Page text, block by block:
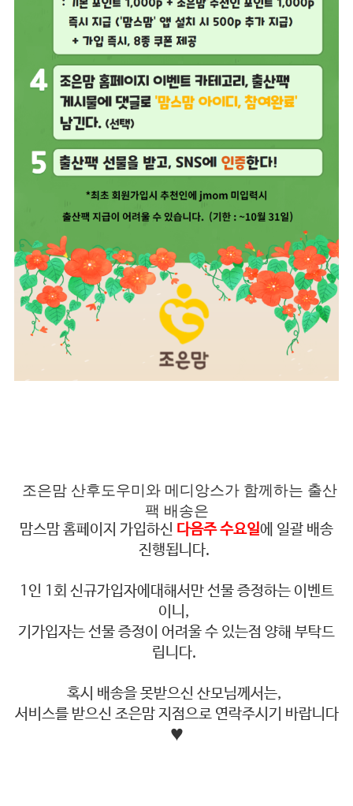
조은맘 산후도우미와 메디앙스가 함께하는 출산
팩 배송은
맘스맘 홈페이지 가입하신 다음주 수요일에 일괄 배송
진행됩니다.
1인 1회 신규가입자에대해서만 선물 증정하는 이벤트
이니,
기가입자는 선물 증정이 어려울 수 있는점 양해 부탁드
립니다.
혹시 배송을 못받으신 산모님께서는,
서비스를 받으신 조은맘 지점으로 연락주시기 바랍니다
♥